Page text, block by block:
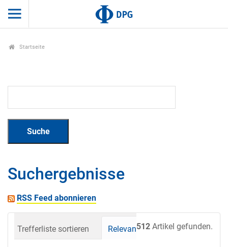
Startseite
Suchergebnisse
RSS Feed abonnieren
512 Artikel gefunden.
Trefferliste sortieren Relevanz Datum